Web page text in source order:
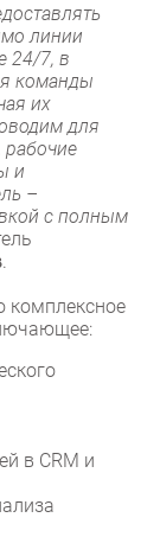
линии
24/7, в
команды
их
для
и
–
с полным
комплексное
в CRM и